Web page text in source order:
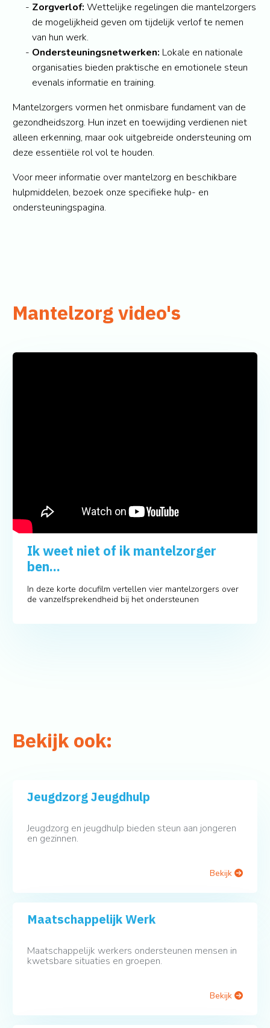
Zorgverlof: Wettelijke regelingen die mantelzorgers
de mogelijkheid geven om tijdelijk verlof te nemen
van hun werk.
Ondersteuningsnetwerken: Lokale en nationale
organisaties bieden praktische en emotionele steun
evenals informatie en training.
Mantelzorgers vormen het onmisbare fundament van de
gezondheidszorg. Hun inzet en toewijding verdienen niet
alleen erkenning, maar ook uitgebreide ondersteuning om
deze essentiële rol vol te houden.
Voor meer informatie over mantelzorg en beschikbare
hulpmiddelen, bezoek onze specifieke hulp- en
ondersteuningspagina.
Mantelzorg video's
Ik weet niet of ik mantelzorger
ben...
In deze korte docufilm vertellen vier mantelzorgers over
de vanzelfsprekendheid bij het ondersteunen
Bekijk ook:
Jeugdzorg Jeugdhulp
Jeugdzorg en jeugdhulp bieden steun aan jongeren
en gezinnen.
Bekijk
Maatschappelijk Werk
Maatschappelijk werkers ondersteunen mensen in
kwetsbare situaties en groepen.
Bekijk